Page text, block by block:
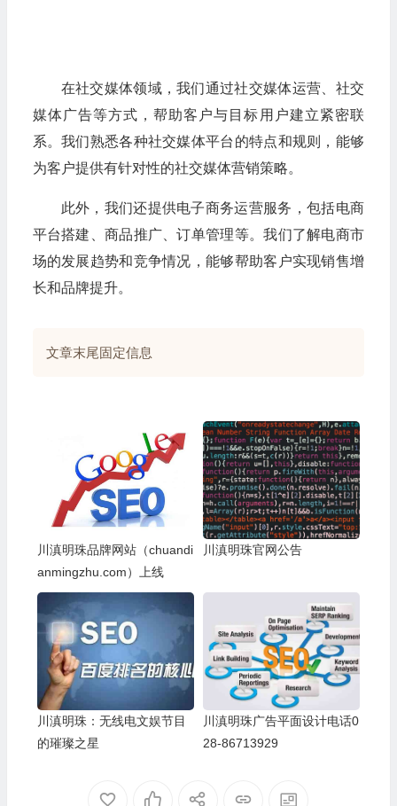
在社交媒体领域，我们通过社交媒体运营、社交
媒体广告等方式，帮助客户与目标用户建立紧密联
系。我们熟悉各种社交媒体平台的特点和规则，能够
为客户提供有针对性的社交媒体营销策略。
此外，我们还提供电子商务运营服务，包括电商
平台搭建、商品推广、订单管理等。我们了解电商市
场的发展趋势和竞争情况，能够帮助客户实现销售增
长和品牌提升。
文章末尾固定信息
川滇明珠品牌网站（chuandi
anmingzhu.com）上线
川滇明珠官网公告
川滇明珠：无线电文娱节目
的璀璨之星
川滇明珠广告平面设计电话0
28-86713929